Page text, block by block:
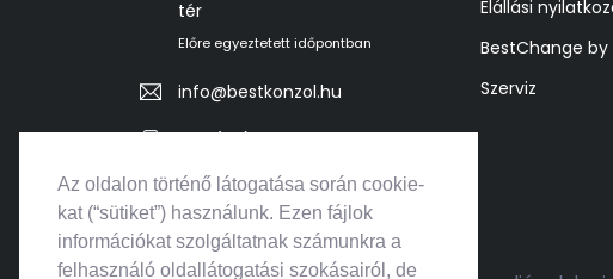
Az oldalon történő látogatása során cookie-
kat (“sütiket”) használunk. Ezen fájlok
információkat szolgáltatnak számunkra a
felhasználó oldallátogatási szokásairól, de
tér
Előre egyeztetett időpontban
info@bestkonzol.hu
+36 (70) 525 2526
Elállási
BestChange by
Szerviz